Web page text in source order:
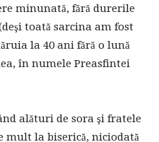
minunată, fără durerile
toată sarcina am fost
la 40 ani fără o lună
în numele Preasfintei
alături de sora şi fratele
mult la biserică, niciodată